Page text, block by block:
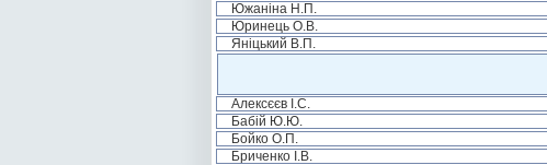
Южаніна Н.П.
Юринець О.В.
Яніцький В.П.
Алексєєв І.С.
Бабій Ю.Ю.
Бойко О.П.
Бриченко І.В.